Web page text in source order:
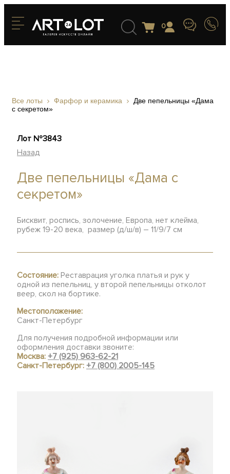
0
Все лоты Фарфор и керамика
Две пепельницы «Дама
с секретом»
Лот №3843
Назад
Две пепельницы «Дама с
секретом»
Бисквит, роспись, золочение, Европа, нет клейма,
рубеж 19-20 века, размер (д/ш/в) – 11/9/7 см
Состояние: Реставрация уголка платья и рук у
одной из пепельниц, у второй пепельницы отколот
веер, скол на бортике.
Местоположение:
Санкт-Петербург
Для получения подробной информации или
оформления доставки звоните:
Москва:+7 (925) 963-62-21
Санкт-Петербург:+7 (800) 2005-145